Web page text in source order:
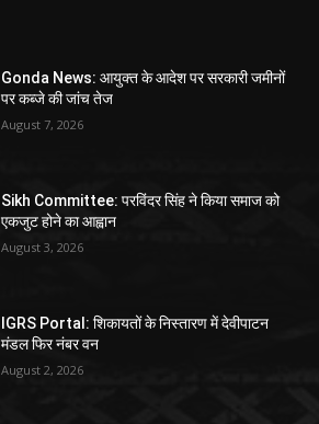
Gonda News: आयुक्त के आदेश पर सरकारी जमीनों
पर कब्जे की जांच तेज
August 7, 2026
Sikh Committee: परविंदर सिंह ने किया समाज को
एकजुट होने का आह्वान
August 3, 2026
IGRS Portal: शिकायतों के निस्तारण में देवीपाटन
मंडल फिर नंबर वन
August 2, 2026